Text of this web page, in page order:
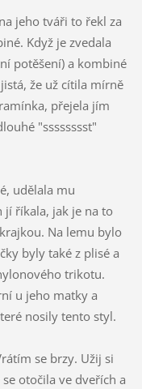
jeho tváři to řekl za
Když je zvedala
potěšení) a kombiné
že už cítila mírně
přejela jím
"sssssssst"
udělala mu
jí říkala, jak je na to
Na lemu bylo
byly také z plisé a
trikotu.
u jeho matky a
nosily tento styl.
se brzy. Užij si
otočila ve dveřích a